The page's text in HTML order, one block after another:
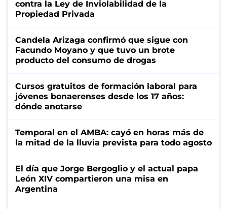
contra la Ley de Inviolabilidad de la
Propiedad Privada
Candela Arizaga confirmó que sigue con
Facundo Moyano y que tuvo un brote
producto del consumo de drogas
Cursos gratuitos de formación laboral para
jóvenes bonaerenses desde los 17 años:
dónde anotarse
Temporal en el AMBA: cayó en horas más de
la mitad de la lluvia prevista para todo agosto
El día que Jorge Bergoglio y el actual papa
León XIV compartieron una misa en
Argentina